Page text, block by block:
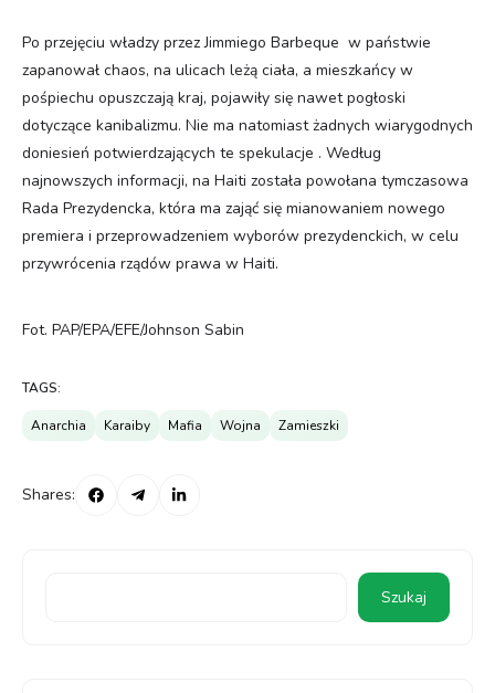
Po przejęciu władzy przez Jimmiego Barbeque w państwie
zapanował chaos, na ulicach leżą ciała, a mieszkańcy w
pośpiechu opuszczają kraj, pojawiły się nawet pogłoski
dotyczące kanibalizmu. Nie ma natomiast żadnych wiarygodnych
doniesień potwierdzających te spekulacje . Według
najnowszych informacji, na Haiti została powołana tymczasowa
Rada Prezydencka, która ma zająć się mianowaniem nowego
premiera i przeprowadzeniem wyborów prezydenckich, w celu
przywrócenia rządów prawa w Haiti.
Fot. PAP/EPA/EFE/Johnson Sabin
TAGS:
Anarchia Karaiby Mafia Wojna Zamieszki
Shares:
Szukaj